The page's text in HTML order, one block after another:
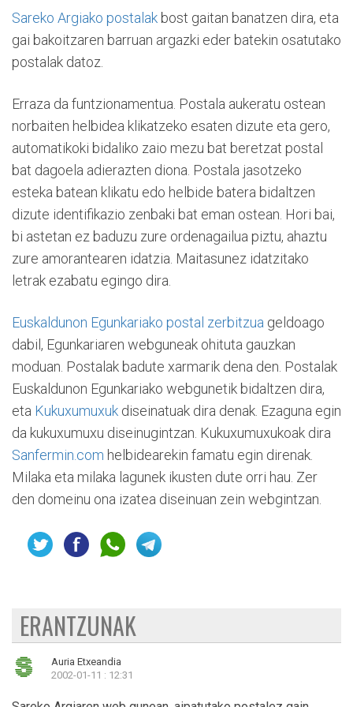
Sareko Argiako postalak bost gaitan banatzen dira, eta
gai bakoitzaren barruan argazki eder batekin osatutako
postalak datoz.
Erraza da funtzionamentua. Postala aukeratu ostean
norbaiten helbidea klikatzeko esaten dizute eta gero,
automatikoki bidaliko zaio mezu bat beretzat postal
bat dagoela adierazten diona. Postala jasotzeko
esteka batean klikatu edo helbide batera bidaltzen
dizute identifikazio zenbaki bat eman ostean. Hori bai,
bi astetan ez baduzu zure ordenagailua piztu, ahaztu
zure amorantearen idatzia. Maitasunez idatzitako
letrak ezabatu egingo dira.
Euskaldunon Egunkariako postal zerbitzua geldoago
dabil, Egunkariaren webguneak ohituta gauzkan
moduan. Postalak badute xarmarik dena den. Postalak
Euskaldunon Egunkariako webgunetik bidaltzen dira,
eta Kukuxumuxuk diseinatuak dira denak. Ezaguna egin
da kukuxumuxu diseinugintzan. Kukuxumuxukoak dira
Sanfermin.com helbidearekin famatu egin direnak.
Milaka eta milaka lagunek ikusten dute orri hau. Zer
den domeinu ona izatea diseinuan zein webgintzan.
ERANTZUNAK
Auria Etxeandia
2002-01-11 : 12:31